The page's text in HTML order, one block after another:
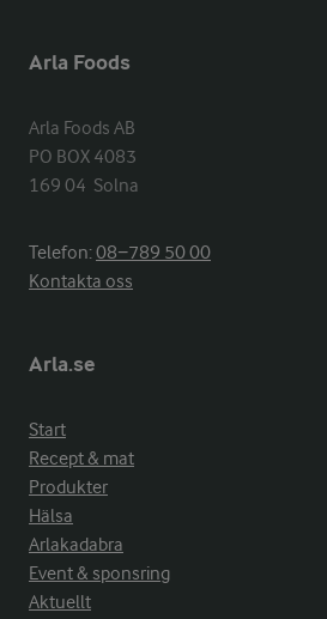
Arla Foods
Arla Foods AB
PO BOX 4083
169 04  Solna
Telefon:08−789 50 00
Kontakta oss
Arla.se
Start
Recept & mat
Produkter
Hälsa
Arlakadabra
Event & sponsring
Aktuellt